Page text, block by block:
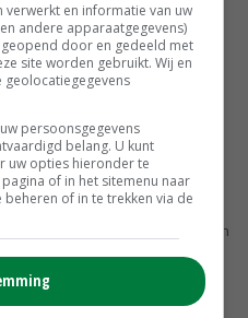
gezelligheid
ingezet als middel om de
Maar volgens Esther Veen
relaties tussen...
in Verbinding'
is de kinderschoenen
Tijdens de vierde editie van
de bijna vierhonderd
en informatie van uw
andere apparaatgegevens)
door en gedeeld met
site worden gebruikt. Wij en
geolocatiegegevens
persoonsgegevens
belang. U kunt
uw opties hieronder te
of in het sitemenu naar
of in te trekken via de